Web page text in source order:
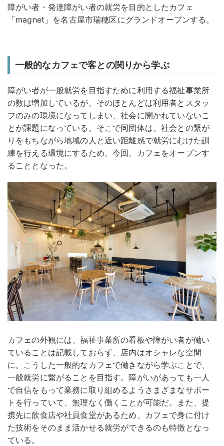
障がい者・発達障がい者の就労を目的としたカフェ
「magnet」を名古屋市瑞穂区にグランドオープンする。
一般的なカフェで客との関りから学ぶ
障がい者が一般就労を目指すために利用する福祉事業所
の数は増加しているが、そのほとんどは利用者とスタッ
フのみの環境になってしまい、社会に開かれていないこ
とが課題になっている。そこで同団体は、社会との繋が
りをもちながら地域の人と近い距離感で就労にむけた訓
練を行える環境にするため、今回、カフェをオープンす
ることとなった。
カフェの外観には、福祉事業所の看板や障がい者が働い
ていることは記載しておらず、店内はオシャレな空間
に。こうした一般的なカフェで働きながら学ぶことで、
一般就労に繋がることを目指す。障がいがあっても一人
で自信をもって業務に取り組めるようさまざまなサポー
トを行っていて、無理なく働くことが可能だ。また、提
携先に飲食店や社員食堂があるため、カフェで身に付け
た技術をそのまま活かせる就労ができるのも特徴となっ
ている。